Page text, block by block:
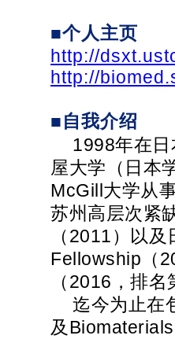
■个人主页
http://
http://
■自我介绍
1998年在
屋大学（日本
McGill大学从
苏州高层次紧
（2011）以
Fellowship（
（2016，排
迄今为止在
及